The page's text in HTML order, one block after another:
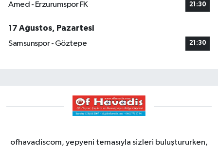
Amed - Erzurumspor FK 21:30
17 Ağustos, Pazartesi
Samsunspor - Göztepe
21:30
ofhavadiscom, yepyeni temasıyla sizleri buluştururken,